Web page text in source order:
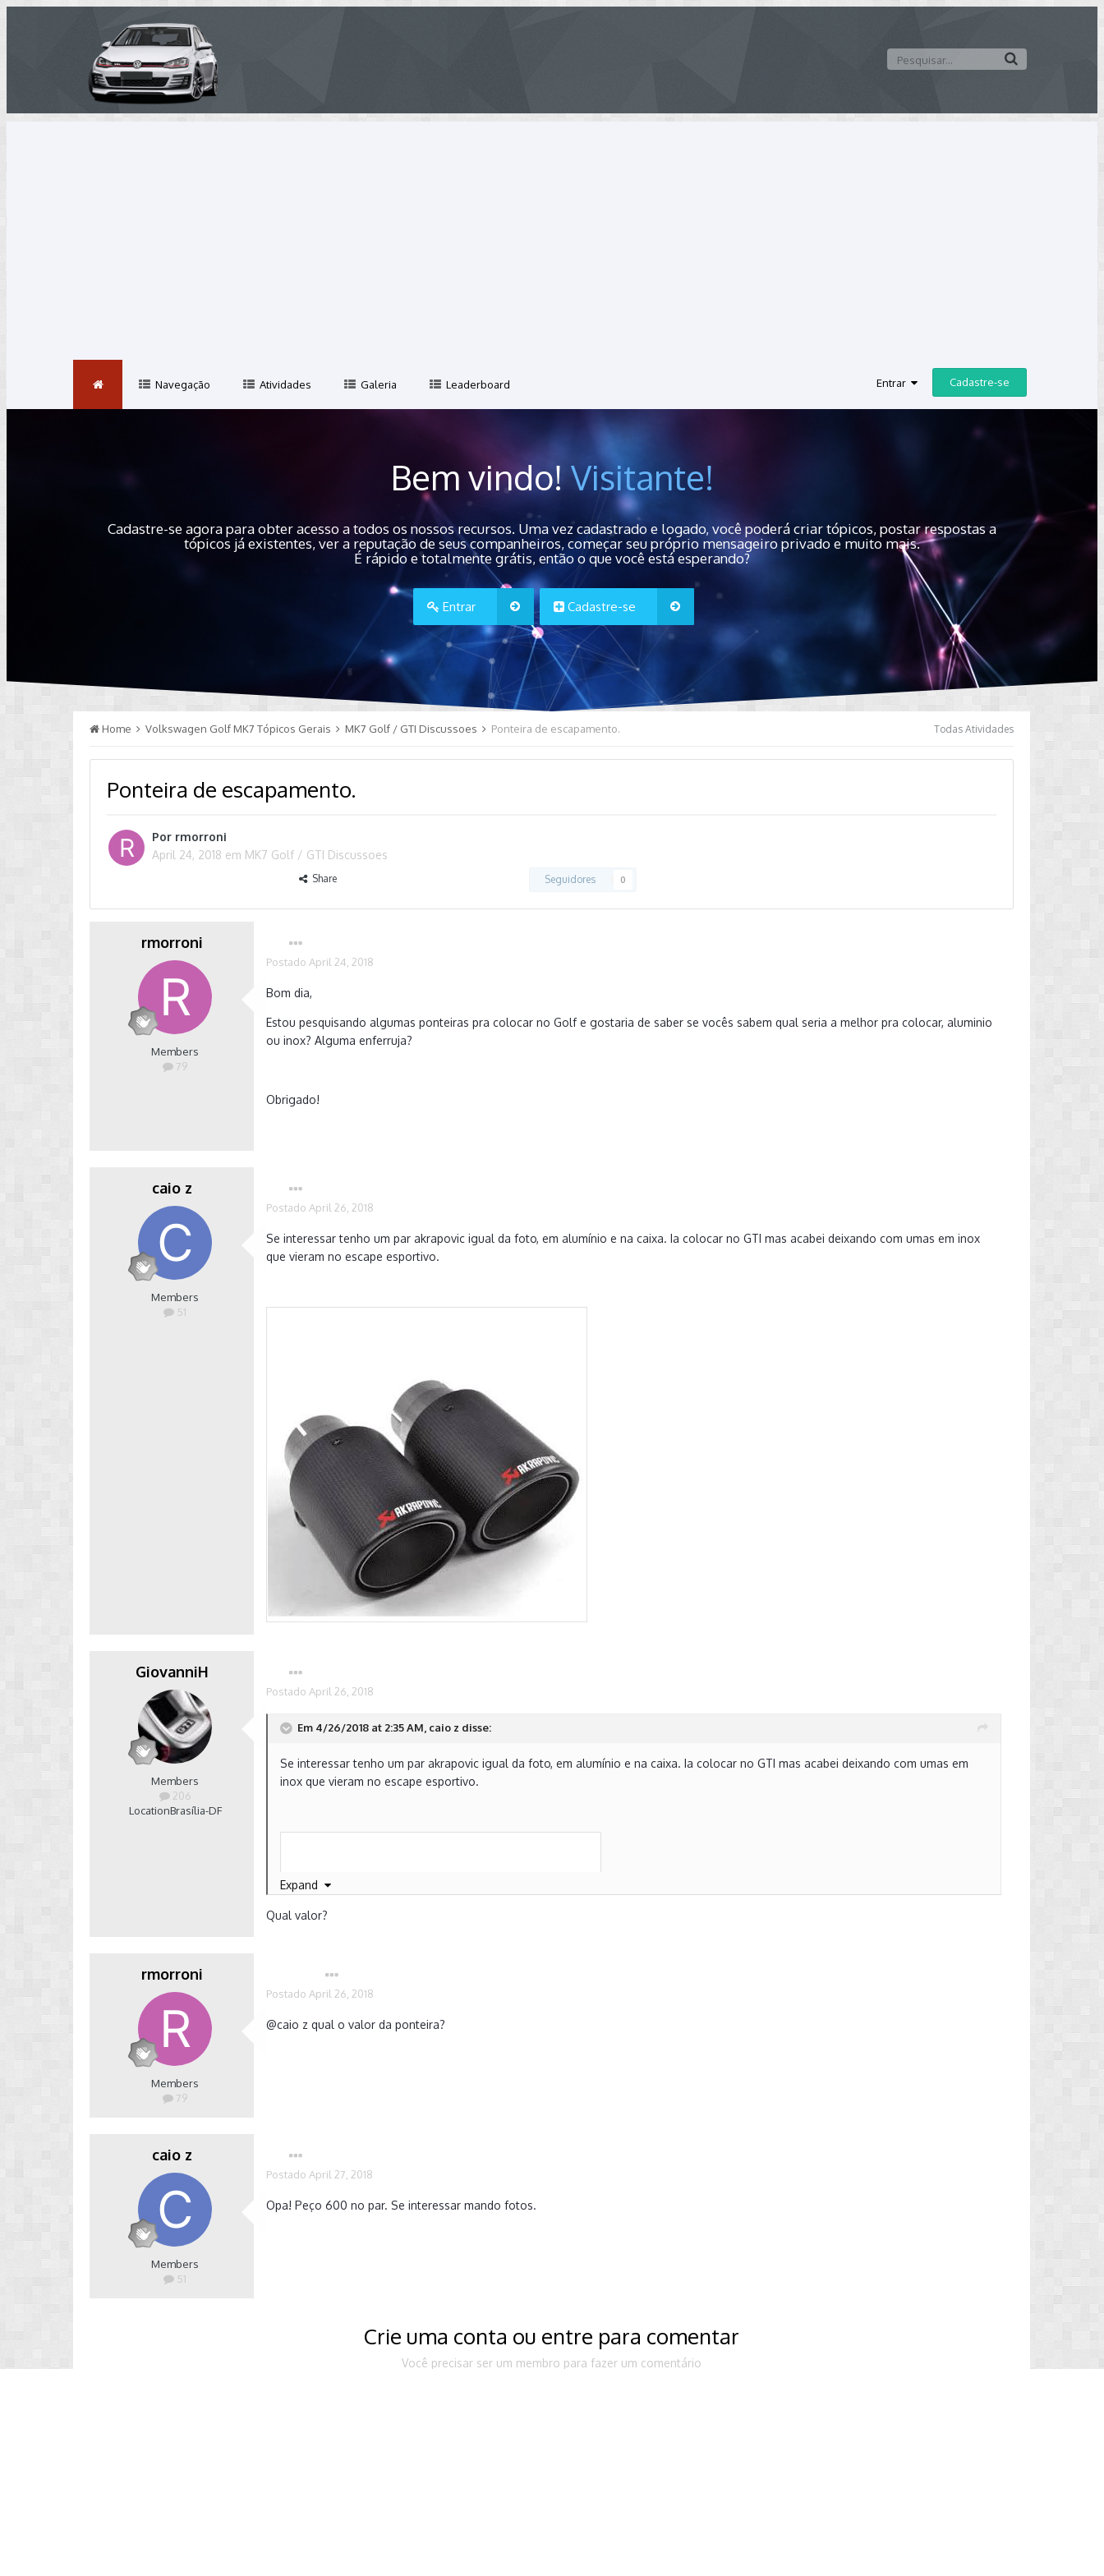
Entrar Cadastre-se
Navegação Atividades Galeria Leaderboard
Bem vindo!Visitante!
Cadastre-se agora para obter acesso a todos os nossos recursos. Uma vez cadastrado e logado, você poderá criar tópicos, postar respostas a
tópicos já existentes, ver a reputação de seus companheiros, começar seu próprio mensageiro privado e muito mais.
É rápido e totalmente grátis, então o que você está esperando?
Entrar Cadastre-se
Todas Atividades
Home Volkswagen Golf MK7 Tópicos Gerais MK7 Golf / GTI Discussoes Ponteira de escapamento.
Ponteira de escapamento.
Por rmorroni
April 24, 2018 em MK7 Golf / GTI Discussoes
Share Seguidores 0
rmorroni
Members
79
Postado April 24, 2018
Bom dia,
Estou pesquisando algumas ponteiras pra colocar no Golf e gostaria de saber se vocês sabem qual seria a melhor pra colocar, aluminio
ou inox? Alguma enferruja?
Obrigado!
caio z
Members
51
Postado April 26, 2018
Se interessar tenho um par akrapovic igual da foto, em alumínio e na caixa. Ia colocar no GTI mas acabei deixando com umas em inox
que vieram no escape esportivo.
GiovanniH
Members
206
LocationBrasília-DF
Postado April 26, 2018
Em 4/26/2018 at 2:35 AM, caio z disse:
Se interessar tenho um par akrapovic igual da foto, em alumínio e na caixa. Ia colocar no GTI mas acabei deixando com umas em
inox que vieram no escape esportivo.
Expand
Qual valor?
rmorroni
Members
79
Postado April 26, 2018
@caio z qual o valor da ponteira?
caio z
Members
51
Postado April 27, 2018
Opa! Peço 600 no par. Se interessar mando fotos.
Crie uma conta ou entre para comentar
Você precisar ser um membro para fazer um comentário